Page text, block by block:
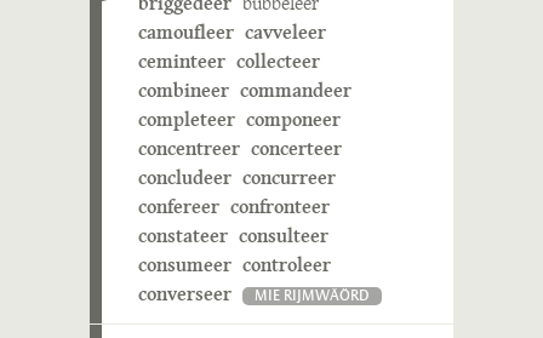
camoufleer cavveleer
ceminteer collecteer
combineer commandeer
completeer componeer
concentreer concerteer
concludeer concurreer
confereer confronteer
constateer consulteer
consumeer controleer
converseer
MIE RIJMWÄÖRD